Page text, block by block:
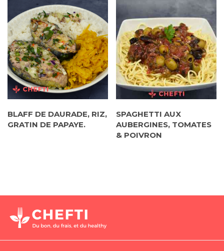
BLAFF DE DAURADE, RIZ,
GRATIN DE PAPAYE.
SPAGHETTI AUX
AUBERGINES, TOMATES
& POIVRON